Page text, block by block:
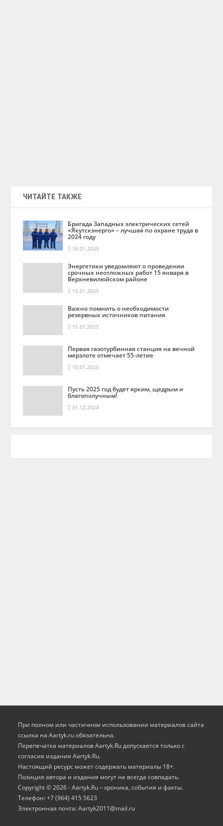
ЧИТАЙТЕ ТАКЖЕ
Бригада Западных электрических сетей
«Якутскэнерго» – лучшая по охране труда в
2024 году
16.01.2025
Энергетики уведомляют о проведении
срочных неотложных работ 15 января в
Верхневилюйском районе
15.01.2025
Важно помнить о необходимости
резервных источников питания
15.01.2025
Первая газотурбинная станция на вечной
мерзлоте отмечает 55-летие
10.01.2025
Пусть 2025 год будет ярким, щедрым и
благополучным!
31.12.2024
При полном или частичном использовании материалов сайта
ссылка на Aartyk.ru oбязательна.
Перепечатка материалов Aartyk.Ru допускается только с
согласия издания Aartyk.Ru.
Настоящий ресурс может содержать материалы 18+.
Позиция автора и издания могут не всегда совпадать.
Copyright © 2026 - Aartyk.Ru – хроника, события и факты.
Телефон: +7 (964) 415 5623
Электронная почта: Aartyk2011@mail.ru